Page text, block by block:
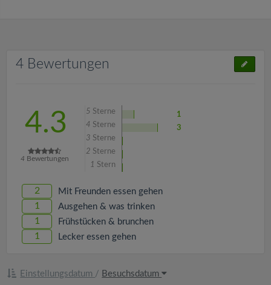
4 Bewertungen
4.3
4 Bewertungen
5 Sterne
1
4 Sterne
3
3 Sterne
2 Sterne
1 Stern
2 Mit Freunden essen gehen
1 Ausgehen & was trinken
1 Frühstücken & brunchen
1 Lecker essen gehen
Einstellungsdatum / Besuchsdatum